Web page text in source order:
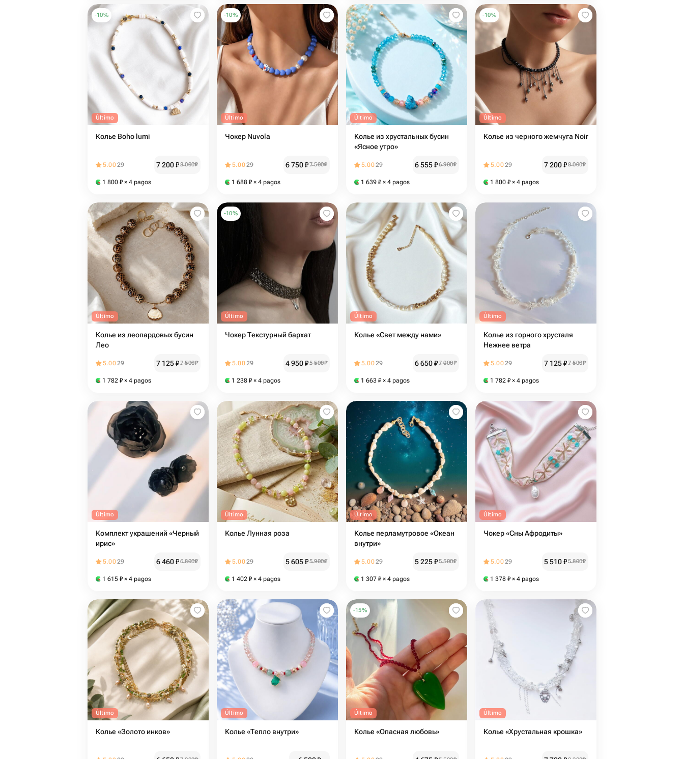
-10%
Último
Колье Boho lumi
5.0029 7 200₽8 000₽
1 800 ₽ × 4 pagos
-10%
Último
Чокер Nuvola
5.0029 6 750₽7 500₽
1 688 ₽ × 4 pagos
Último
Колье из хрустальных бусин
«Ясное утро»
5.0029 6 555₽6 900₽
1 639 ₽ × 4 pagos
-10%
Último
Колье из черного жемчуга Noir
5.0029 7 200₽8 000₽
1 800 ₽ × 4 pagos
Último
Колье из леопардовых бусин
Лео
5.0029 7 125₽7 500₽
1 782 ₽ × 4 pagos
-10%
Último
Чокер Текстурный бархат
5.0029 4 950₽5 500₽
1 238 ₽ × 4 pagos
Último
Колье «Свет между нами»
5.0029 6 650₽7 000₽
1 663 ₽ × 4 pagos
Último
Колье из горного хрусталя
Нежнее ветра
5.0029 7 125₽7 500₽
1 782 ₽ × 4 pagos
Último
Комплект украшений «Черный
ирис»
5.0029 6 460₽6 800₽
1 615 ₽ × 4 pagos
Último
Колье Лунная роза
5.0029 5 605₽5 900₽
1 402 ₽ × 4 pagos
Último
Колье перламутровое «Океан
внутри»
5.0029 5 225₽5 500₽
1 307 ₽ × 4 pagos
Último
Чокер «Сны Афродиты»
5.0029 5 510₽5 800₽
1 378 ₽ × 4 pagos
Último
Колье «Золото инков»
Último
Колье «Тепло внутри»
-15%
Último
Колье «Опасная любовь»
Último
Колье «Хрустальная крошка»